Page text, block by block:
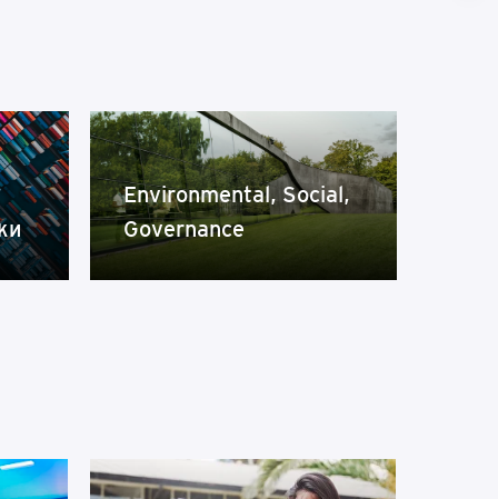
Environmental, Social,
Governance